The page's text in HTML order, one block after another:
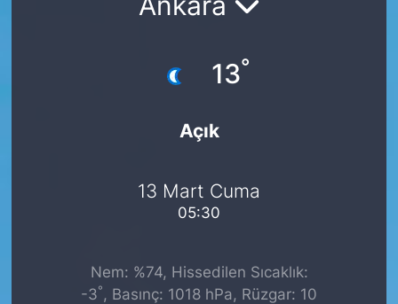
13°
Açık
13 Mart Cuma
05:30
Nem: %74, Hissedilen Sıcaklık:
-3°, Basınç: 1018 hPa, Rüzgar: 10